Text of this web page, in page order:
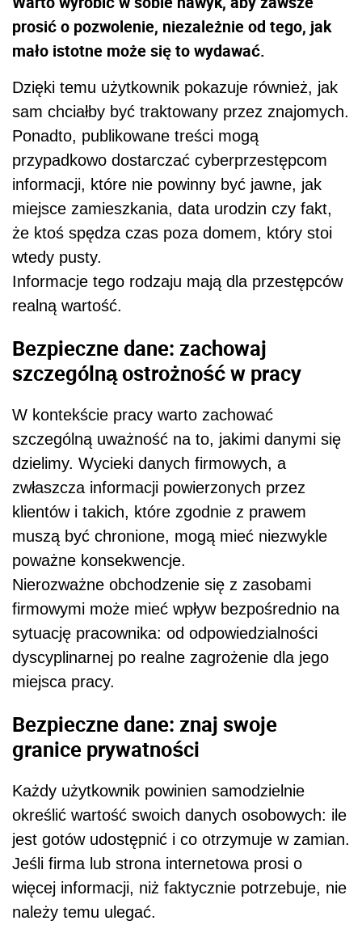
prosić o pozwolenie, niezależnie od tego, jak
mało istotne może się to wydawać.
Dzięki temu użytkownik pokazuje również, jak
sam chciałby być traktowany przez znajomych.
Ponadto, publikowane treści mogą
przypadkowo dostarczać cyberprzestępcom
informacji, które nie powinny być jawne, jak
miejsce zamieszkania, data urodzin czy fakt,
że ktoś spędza czas poza domem, który stoi
wtedy pusty.
Informacje tego rodzaju mają dla przestępców
realną wartość.
Bezpieczne dane: zachowaj
szczególną ostrożność w pracy
W kontekście pracy warto zachować
szczególną uważność na to, jakimi danymi się
dzielimy. Wycieki danych firmowych, a
zwłaszcza informacji powierzonych przez
klientów i takich, które zgodnie z prawem
muszą być chronione, mogą mieć niezwykle
poważne konsekwencje.
Nierozważne obchodzenie się z zasobami
firmowymi może mieć wpływ bezpośrednio na
sytuację pracownika: od odpowiedzialności
dyscyplinarnej po realne zagrożenie dla jego
miejsca pracy.
Bezpieczne dane: znaj swoje
granice prywatności
Każdy użytkownik powinien samodzielnie
określić wartość swoich danych osobowych: ile
jest gotów udostępnić i co otrzymuje w zamian.
Jeśli firma lub strona internetowa prosi o
więcej informacji, niż faktycznie potrzebuje, nie
należy temu ulegać.